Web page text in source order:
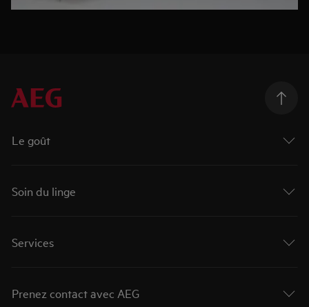
Le goût
Soin du linge
Services
Prenez contact avec AEG